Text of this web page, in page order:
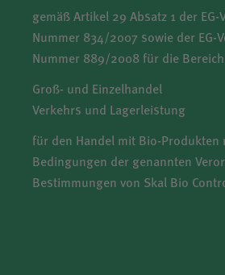
gemäß Artikel 29 Absatz 1 der
Nummer 834/2007 sowie der EG-
Nummer 889/2008 für die
Groß- und Einzelhandel
Verkehrs und Lagerleistung
für den Handel mit Bio-Produkten
Bedingungen der genannten
Bestimmungen von Skal Bio